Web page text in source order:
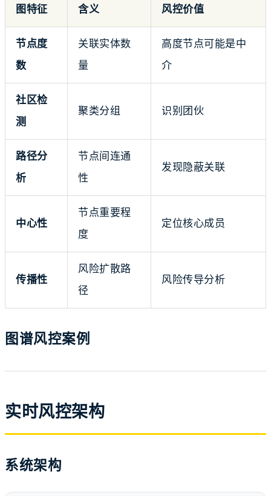
图特征 含义 风控价值
节点度
数
关联实体数
量
高度节点可能是中
介
社区检
测
聚类分组 识别团伙
路径分
析
节点间连通
性
发现隐蔽关联
中心性
节点重要程
度
定位核心成员
传播性
风险扩散路
径
风险传导分析
图谱风控案例
实时风控架构
系统架构